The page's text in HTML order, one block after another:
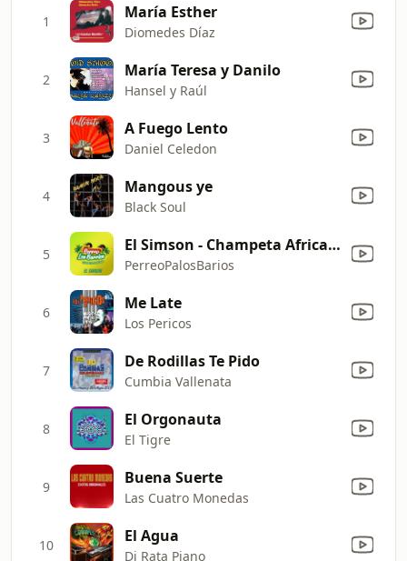
1 María Esther
Diomedes Díaz
2 María Teresa y Danilo
Hansel y Raúl
3 A Fuego Lento
Daniel Celedon
4 Mangous ye
Black Soul
5 El Simson - Champeta Africana
PerreoPalosBarios
6 Me Late
Los Pericos
7 De Rodillas Te Pido
Cumbia Vallenata
8 El Orgonauta
El Tigre
9 Buena Suerte
Las Cuatro Monedas
10 El Agua
Dj Rata Piano